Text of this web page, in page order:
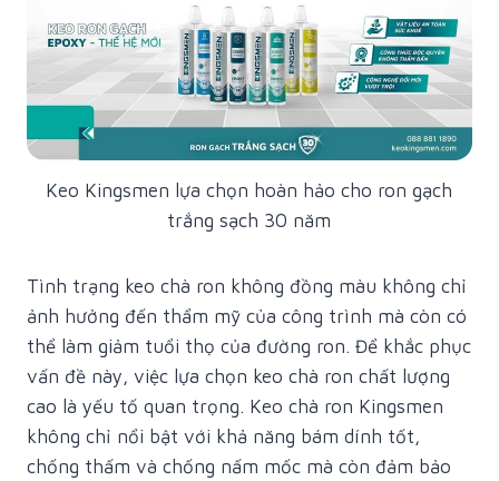
Keo Kingsmen lựa chọn hoàn hảo cho ron gạch
trắng sạch 30 năm
Tình trạng keo chà ron không đồng màu không chỉ
ảnh hưởng đến thẩm mỹ của công trình mà còn có
thể làm giảm tuổi thọ của đường ron. Để khắc phục
vấn đề này, việc lựa chọn keo chà ron chất lượng
cao là yếu tố quan trọng. Keo chà ron Kingsmen
không chỉ nổi bật với khả năng bám dính tốt,
chống thấm và chống nấm mốc mà còn đảm bảo